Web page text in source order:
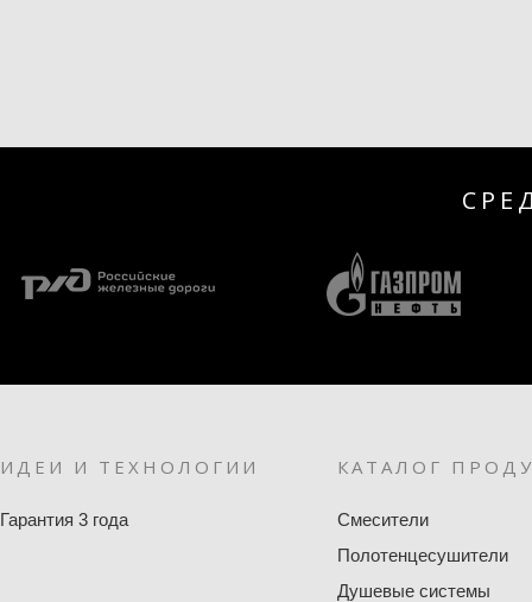
ИДЕИ И ТЕХНОЛОГИИ
Гарантия 3 года
КАТАЛОГ
Смесители
Полотенцесушители
Душевые системы